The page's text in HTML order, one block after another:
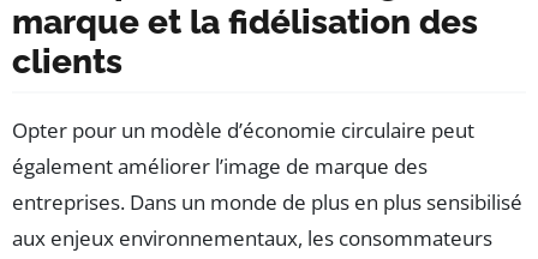
marque et la fidélisation des
clients
Opter pour un modèle d’économie circulaire peut
également améliorer l’image de marque des
entreprises. Dans un monde de plus en plus sensibilisé
aux enjeux environnementaux, les consommateurs